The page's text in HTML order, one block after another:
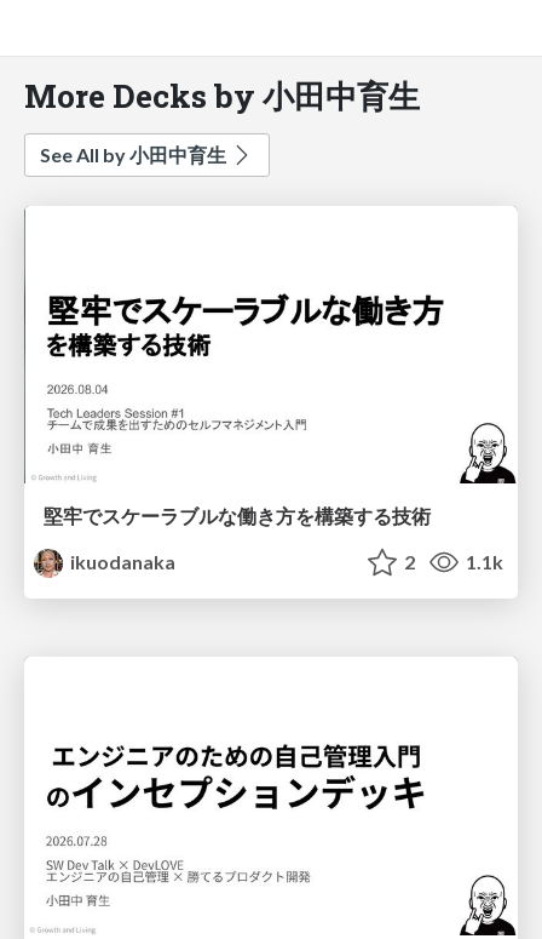
More Decks by 小田中育生
See All by 小田中育生
堅牢でスケーラブルな働き方を構築する技術
ikuodanaka
2 1.1k